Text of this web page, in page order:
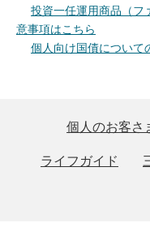
投資一任運用商品（フ
意事項はこちら
個人向け国債について
個人のお客さ
ライフガイド